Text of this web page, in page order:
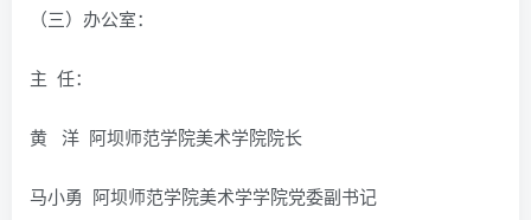
（三）办公室：
主 任：
黄 洋 阿坝师范学院美术学院院长
马小勇 阿坝师范学院美术学学院党委副书记